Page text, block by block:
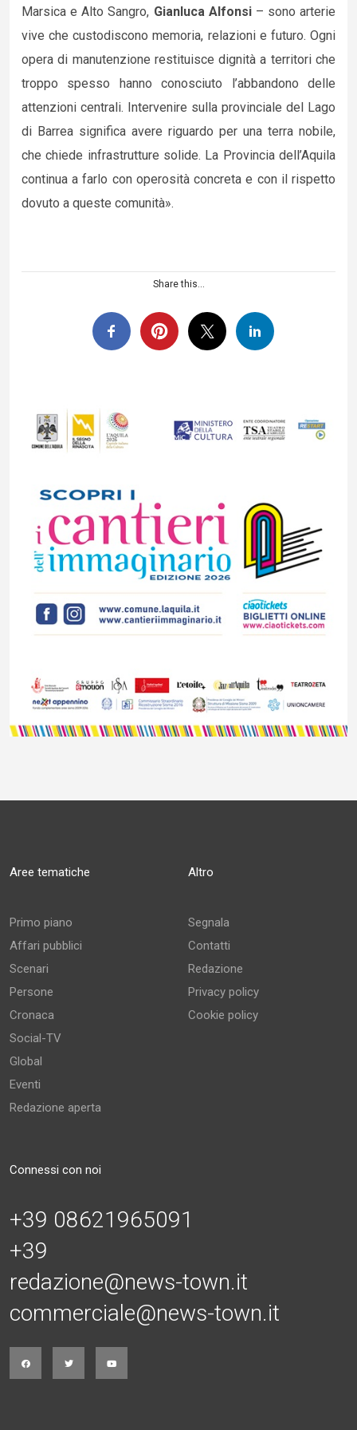
Marsica e Alto Sangro, Gianluca Alfonsi – sono arterie
vive che custodiscono memoria, relazioni e futuro. Ogni
opera di manutenzione restituisce dignità a territori che
troppo spesso hanno conosciuto l’abbandono delle
attenzioni centrali. Intervenire sulla provinciale del Lago
di Barrea significa avere riguardo per una terra nobile,
che chiede infrastrutture solide. La Provincia dell’Aquila
continua a farlo con operosità concreta e con il rispetto
dovuto a queste comunità».
Share this...
Aree tematiche
Primo piano
Affari pubblici
Scenari
Persone
Cronaca
Social-TV
Global
Eventi
Redazione aperta
Altro
Segnala
Contatti
Redazione
Privacy policy
Cookie policy
Connessi con noi
+39 08621965091
+39
redazione@news-town.it
commerciale@news-town.it